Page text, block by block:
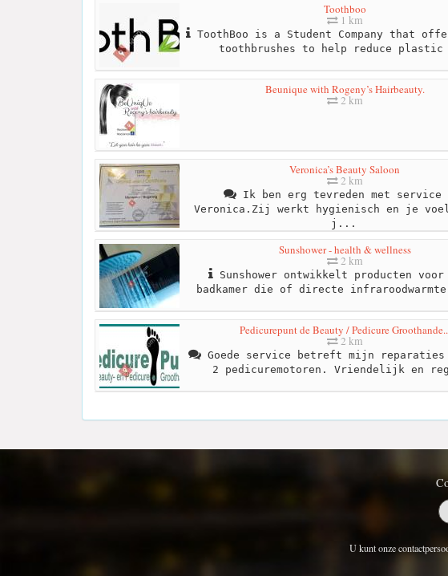
Toothboo
1 km
ToothBoo is a Student Company that
toothbrushes to help reduce
Beunique with Rogeny’s Hairbeauty.
2 km
Veronica’s Beauty Saloon
2 km
Ik ben erg tevreden met service
Veronica.Zij werkt hygienisch en je
j...
Sunshower - health & wellness
2 km
Sunshower ontwikkelt producten
badkamer die of directe
Pedicurepunt de Beauty / Pedicure
2 km
Goede service betreft mijn reparaties
2 pedicuremotoren. Vriendelijk en
U kunt onze